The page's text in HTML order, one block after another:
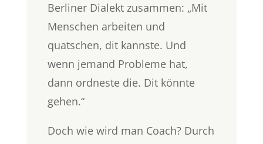
Berliner Dialekt zusammen: „Mit
Menschen arbeiten und
quatschen, dit kannste. Und
wenn jemand Probleme hat,
dann ordneste die. Dit könnte
gehen.“
Doch wie wird man Coach? Durch